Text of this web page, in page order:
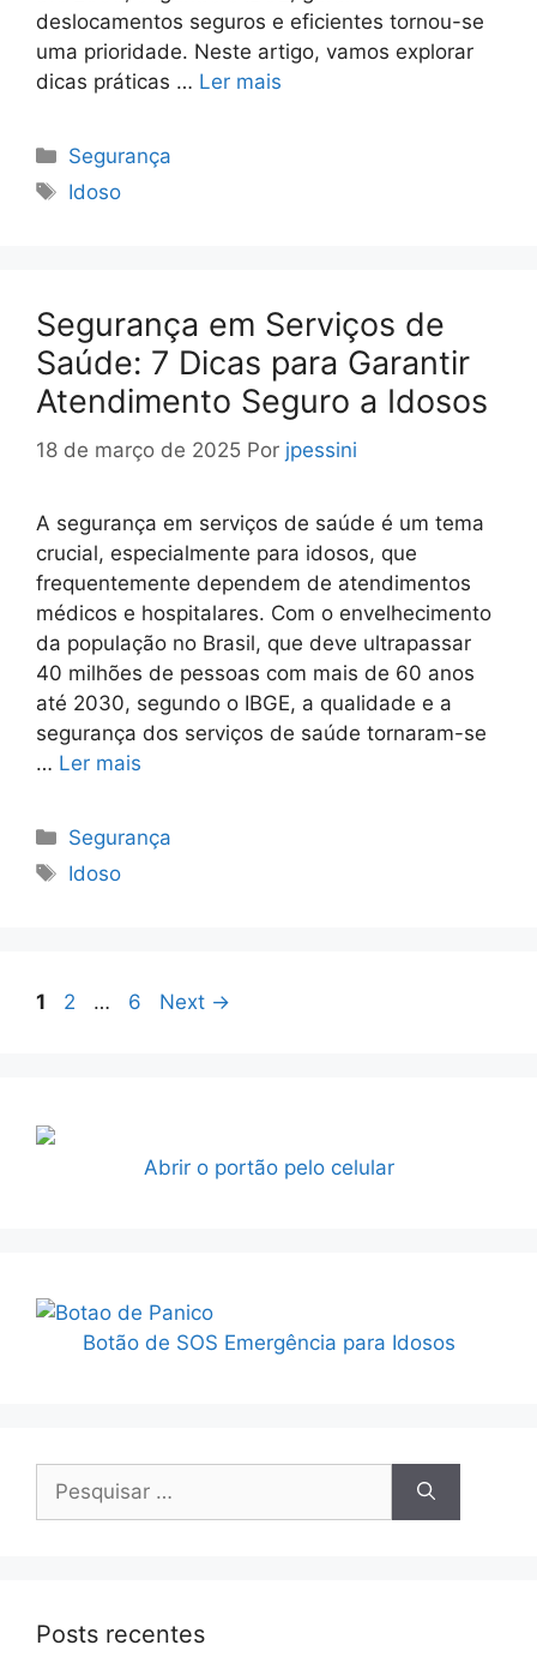
deslocamentos seguros e eficientes tornou-se
uma prioridade. Neste artigo, vamos explorar
dicas práticas … Ler mais
Categorias
Segurança
Tags
Idoso
Segurança em Serviços de
Saúde: 7 Dicas para Garantir
Atendimento Seguro a Idosos
18 de março de 2025 Por jpessini
A segurança em serviços de saúde é um tema
crucial, especialmente para idosos, que
frequentemente dependem de atendimentos
médicos e hospitalares. Com o envelhecimento
da população no Brasil, que deve ultrapassar
40 milhões de pessoas com mais de 60 anos
até 2030, segundo o IBGE, a qualidade e a
segurança dos serviços de saúde tornaram-se
… Ler mais
Categorias
Segurança
Tags
Idoso
Page
1 Page
2 … Page
6 Next →
Abrir o portão pelo celular
Botão de SOS Emergência para Idosos
por:
Posts recentes